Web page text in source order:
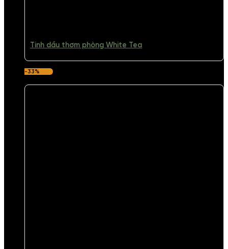
Tinh dầu thơm phòng White Tea
-33%